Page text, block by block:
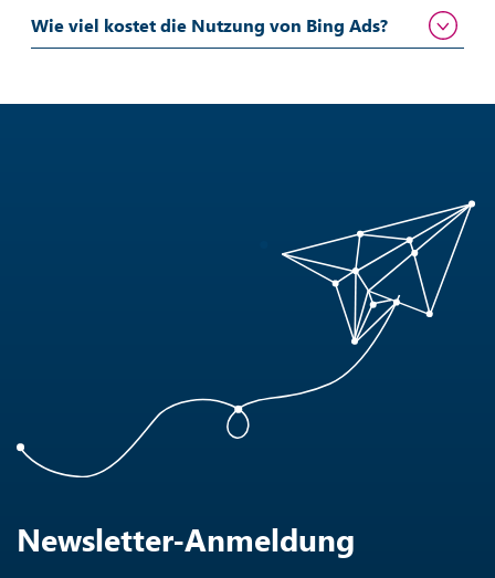
Wie viel kostet die Nutzung von Bing Ads?
Newsletter-Anmeldung